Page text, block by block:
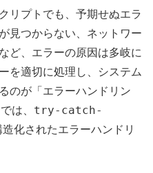
リプトでも、予期せぬエラ
見つからない、ネットワー
ど、エラーの原因は多岐に
を適切に処理し、システム
のが「エラーハンドリン
は、 try-catch-
化されたエラーハンドリ